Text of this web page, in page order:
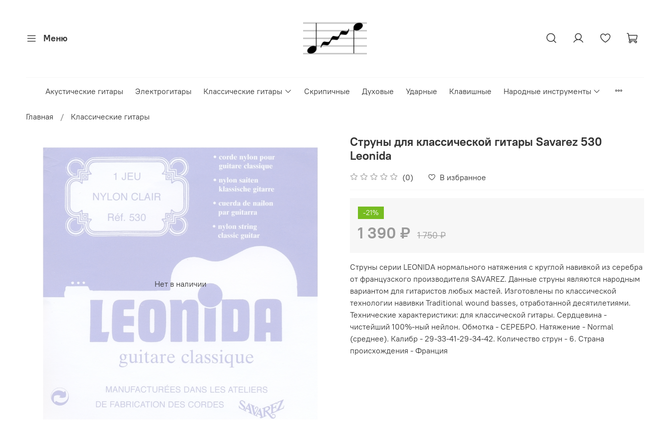
Меню
Акустические гитары Электрогитары Классические гитары Скрипичные Духовые Ударные Клавишные Народные инструменты
Главная Классические гитары
Нет в наличии
Струны для классической гитары Savarez 530
Leonida
(0) В избранное
-21%
1 390 ₽ 1 750 ₽
Струны серии LEONIDA нормального натяжения с круглой навивкой из серебра
от французского производителя SAVAREZ. Данные струны являются народным
вариантом для гитаристов любых мастей. Изготовлены по классической
технологии навивки Traditional wound basses, отработанной десятилетиями.
Технические характеристики: для классической гитары. Сердцевина -
чистейший 100%-ный нейлон. Обмотка - СЕРЕБРО. Натяжение - Normal
(среднее). Калибр - 29-33-41-29-34-42. Количество струн - 6. Страна
происхождения - Франция